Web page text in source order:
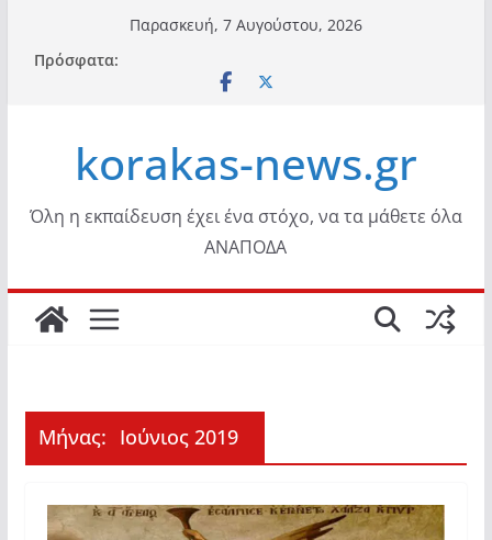
περιεχόμενο
Παρασκευή, 7 Αυγούστου, 2026
Πρόσφατα:
korakas-news.gr
Όλη η εκπαίδευση έχει ένα στόχο, να τα μάθετε όλα
ΑΝΑΠΟΔΑ
Μήνας: Ιούνιος 2019